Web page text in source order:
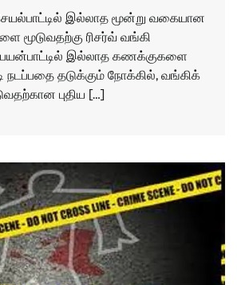
இல்லாத மூன்று வகையான
மூடுவதற்கு ரிசர்வ் வங்கி
பயன்பாட்டில் இல்லாத கணக்குகளை
நடப்பதை தடுக்கும் நோக்கில், வங்கிக்
புதிய […]